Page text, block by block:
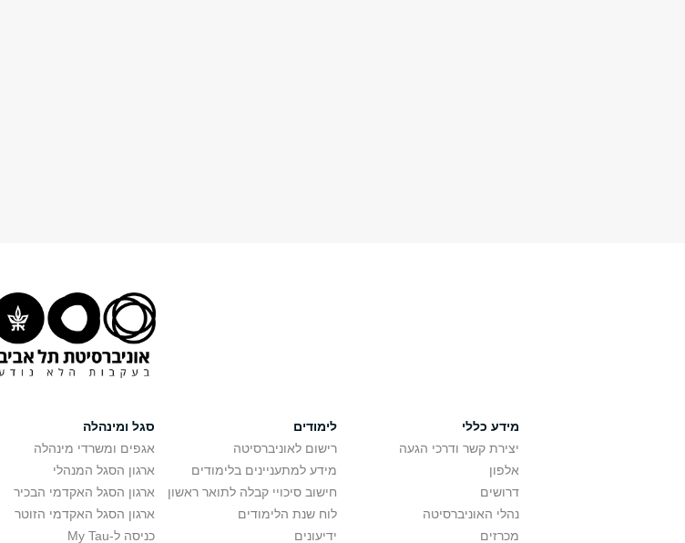
מידע כללי
יצירת קשר ודרכי הגעה
אלפון
דרושים
נהלי האוניברסיטה
מכרזים
לימודים
רישום לאוניברסיטה
מידע למתעניינים בלימודים
חישוב סיכויי קבלה לתואר ראשון
לוח שנת הלימודים
ידיעונים
סגל ומינהלה
אגפים ומשרדי מינהלה
ארגון הסגל המנהלי
ארגון הסגל האקדמי הבכיר
ארגון הסגל האקדמי הזוטר
כניסה ל-My Tau